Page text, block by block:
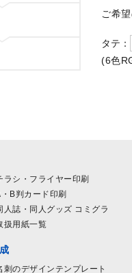
ご希
タテ：
(6色
ラシ・フライヤー印刷
B判カード印刷
人誌・同人グッズ コミグラ
扱用紙一覧
刺のデザインテンプレート